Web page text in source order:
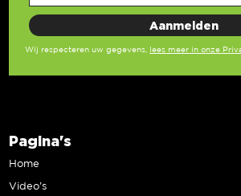
Wij respecteren uw gegevens, lees meer in onze
Pagina's
Home
Video’s